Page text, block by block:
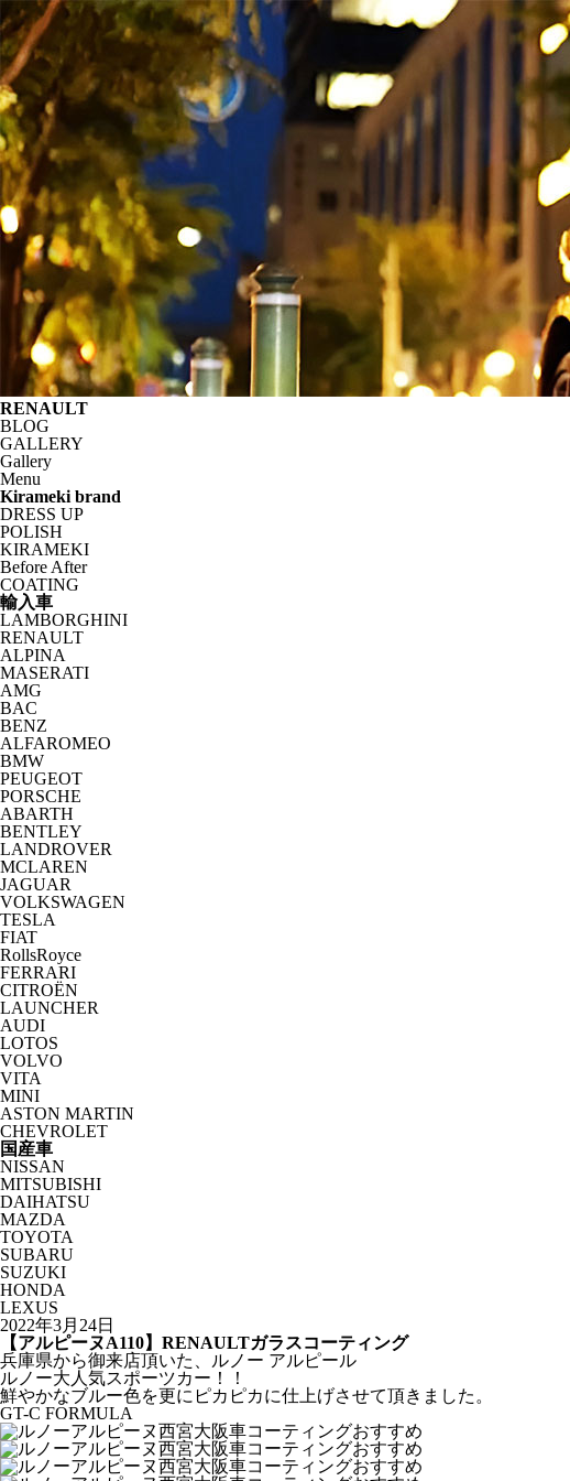
RENAULT
BLOG
GALLERY
Gallery
Menu
Kirameki brand
DRESS UP
POLISH
KIRAMEKI
Before After
COATING
輸入車
LAMBORGHINI
RENAULT
ALPINA
MASERATI
AMG
BAC
BENZ
ALFAROMEO
BMW
PEUGEOT
PORSCHE
ABARTH
BENTLEY
LANDROVER
MCLAREN
JAGUAR
VOLKSWAGEN
TESLA
FIAT
RollsRoyce
FERRARI
CITROËN
LAUNCHER
AUDI
LOTOS
VOLVO
VITA
MINI
ASTON MARTIN
CHEVROLET
国産車
NISSAN
MITSUBISHI
DAIHATSU
MAZDA
TOYOTA
SUBARU
SUZUKI
HONDA
LEXUS
2022年3月24日
【アルピーヌA110】RENAULTガラスコーティング
兵庫県から御来店頂いた、ルノー アルピール
ルノー大人気スポーツカー！！
鮮やかなブルー色を更にピカピカに仕上げさせて頂きました。
GT-C FORMULA